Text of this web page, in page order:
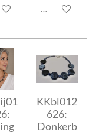
In
KKbl012
626:
Donkerb